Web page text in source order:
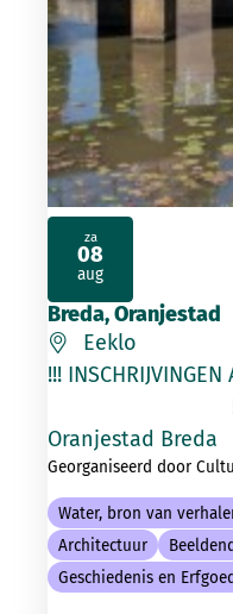
Breda, Oranjestad
Eeklo
!!!
!!!
Oranjestad Breda
Georganiseerd door
Water, bron van
Architectuur
Geschiedenis en
za
08
aug
2026